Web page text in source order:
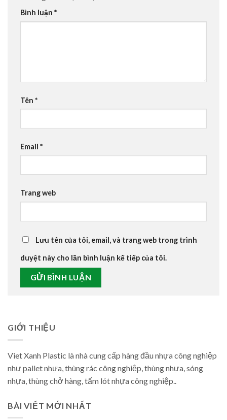
Bình luận *
Tên *
Email *
Trang web
Lưu tên của tôi, email, và trang web trong trình
duyệt này cho lần bình luận kế tiếp của tôi.
GIỚI THIỆU
Viet Xanh Plastic là nhà cung cấp hàng đầu nhựa công nghiệp
như pallet nhựa, thùng rác công nghiệp, thùng nhựa, sóng
nhựa, thùng chở hàng, tấm lót nhựa công nghiệp..
BÀI VIẾT MỚI NHẤT